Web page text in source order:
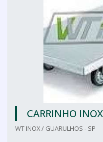
CARRINHO
WT INOX / GUARULHOS - SP